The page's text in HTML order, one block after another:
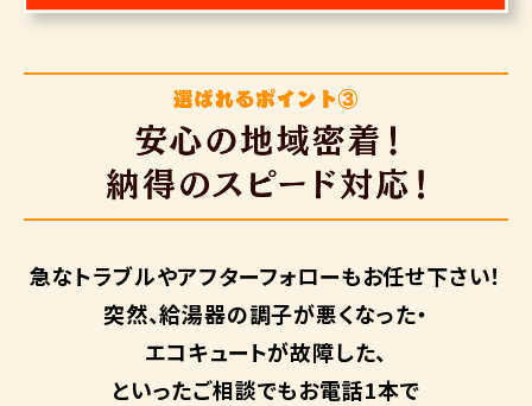
急なトラブルやアフターフォローもお任せ下さい！
突然、給湯器の調子が悪くなった・
エコキュートが故障した、
といったご相談でもお電話1本で